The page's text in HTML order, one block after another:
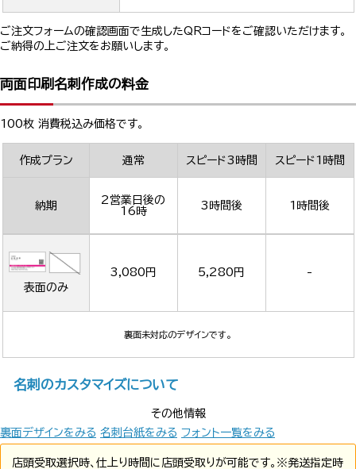
ご注文フォームの確認画面で生成したQRコードをご確認いただけます。
ご納得の上ご注文をお願いします。
両面印刷名刺作成の料金
100枚 消費税込み価格です。
作成プラン 通常 スピード3時間 スピード1時間
納期
2営業日後の
16時
3時間後 1時間後
表面のみ
3,080円 5,280円 -
裏面未対応のデザインです。
名刺のカスタマイズについて
その他情報
裏面デザインをみる 名刺台紙をみる フォント一覧をみる
店頭受取選択時、仕上り時間に店頭受取りが可能です。※発送指定時